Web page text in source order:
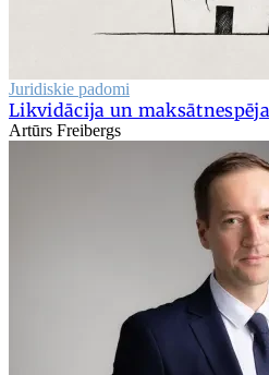
Juridiskie padomi
Likvidācija un
Artūrs Freibergs